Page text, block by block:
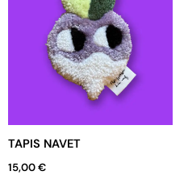
TAPIS NAVET
15,00€